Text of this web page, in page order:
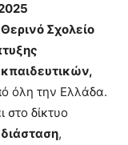
Θερινό Σχολείο
όλη την Ελλάδα.
στο δίκτυο
,